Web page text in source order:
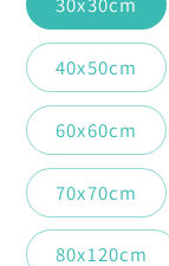
40x50cm
60x60cm
70x70cm
80x120cm